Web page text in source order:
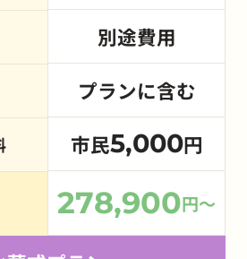
別途費用
プランに含む
市民5,000円
278,900円～